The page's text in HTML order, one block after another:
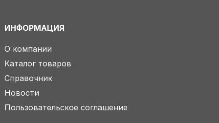
ИНФОРМАЦИЯ
О компании
Каталог товаров
Справочник
Новости
Пользовательское соглашение